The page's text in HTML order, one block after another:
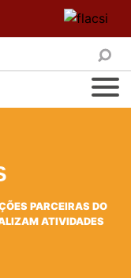
PARCEIRAS DO
ATIVIDADES